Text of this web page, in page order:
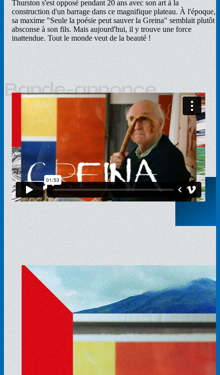
Thurston s'est opposé pendant 20 ans avec son art à la
construction d'un barrage dans ce magnifique plateau. À l'époque,
sa maxime "Seule la poésie peut sauver la Greina" semblait plutôt
absconse à son fils. Mais aujourd'hui, il y trouve une force
inattendue. Tout le monde veut de la beauté !
Bande-annonce